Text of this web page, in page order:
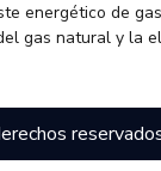
energético de
gas natural y la